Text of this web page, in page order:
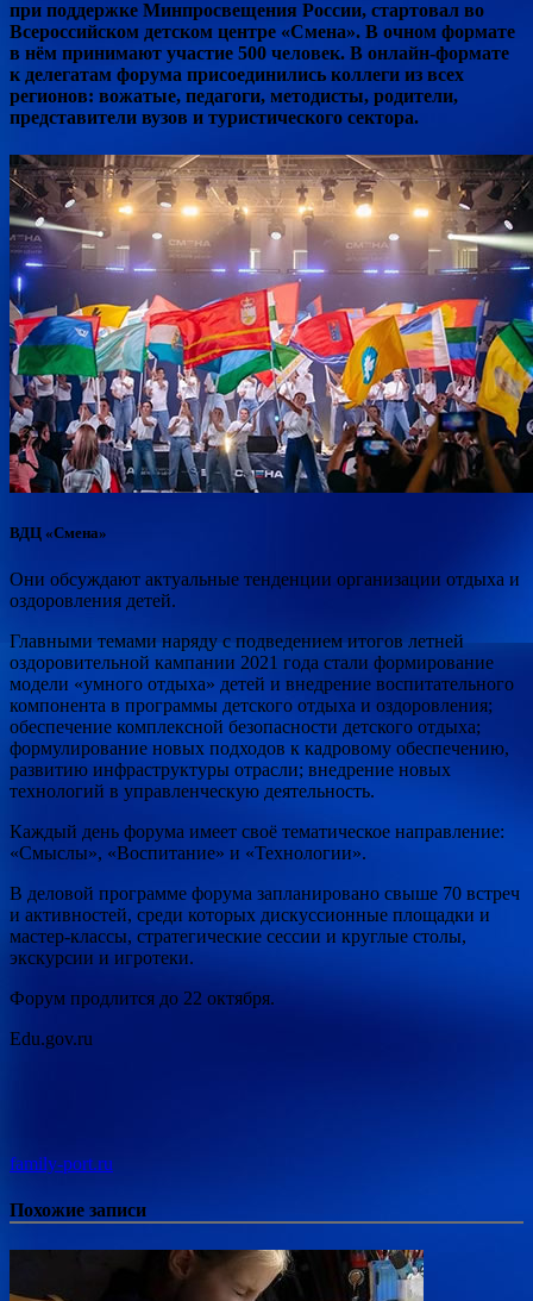
при поддержке Минпросвещения России, стартовал во
Всероссийском детском центре «Смена». В очном формате
в нём принимают участие 500 человек. В онлайн-формате
к делегатам форума присоединились коллеги из всех
регионов: вожатые, педагоги, методисты, родители,
представители вузов и туристического сектора.
ВДЦ «Смена»
Они обсуждают актуальные тенденции организации отдыха и
оздоровления детей.
Главными темами наряду с подведением итогов летней
оздоровительной кампании 2021 года стали формирование
модели «умного отдыха» детей и внедрение воспитательного
компонента в программы детского отдыха и оздоровления;
обеспечение комплексной безопасности детского отдыха;
формулирование новых подходов к кадровому обеспечению,
развитию инфраструктуры отрасли; внедрение новых
технологий в управленческую деятельность.
Каждый день форума имеет своё тематическое направление:
«Смыслы», «Воспитание» и «Технологии».
В деловой программе форума запланировано свыше 70 встреч
и активностей, среди которых дискуссионные площадки и
мастер-классы, стратегические сессии и круглые столы,
экскурсии и игротеки.
Форум продлится до 22 октября.
Edu.gov.ru
family-port.ru
Похожие записи